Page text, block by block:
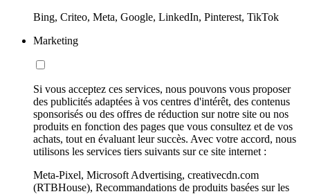
Bing, Criteo, Meta, Google, LinkedIn, Pinterest, TikTok
Marketing
Si vous acceptez ces services, nous pouvons vous proposer
des publicités adaptées à vos centres d'intérêt, des contenus
sponsorisés ou des offres de réduction sur notre site ou nos
produits en fonction des pages que vous consultez et de vos
achats, tout en évaluant leur succès. Avec votre accord, nous
utilisons les services tiers suivants sur ce site internet :
Meta-Pixel, Microsoft Advertising, creativecdn.com
(RTBHouse), Recommandations de produits basées sur les